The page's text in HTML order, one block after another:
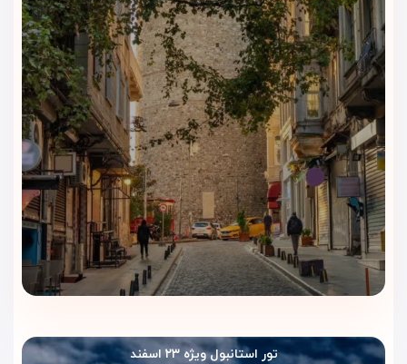
مهمانان می‌توانند در هر فصل سال، بدون توجه به شرایط
آب‌وهوایی، از شنا و آرامش در این فضای مدرن لذت ببرند.
مرکز اسپا و سلامتی
هتل دارای مرکز اسپا و خدمات ماساژ حرفه‌ای است. سونا و جکوزی
نیز برای رفع خستگی و بازیابی انرژی در اختیار مهمانان قرار دارد. این
بخش به‌ویژه برای کسانی که به دنبال آرامش پس از یک روز
پرجنب‌وجوش در شهر هستند، بسیار محبوب است.
🏋️ سالن بدنسازی
برای مهمانانی که حتی در سفر هم به تناسب اندام اهمیت
می‌دهند، سالن بدنسازی هتل با تجهیزات مدرن ورزشی آماده
استفاده است.
کافه و لانجتور استانبول ویژه ۲۳ اسفند